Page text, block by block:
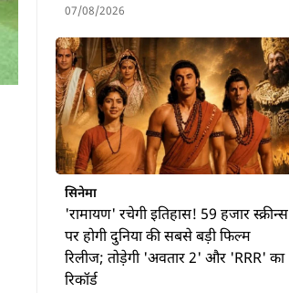
07/08/2026
सिनेमा
'रामायण' रचेगी इतिहास! 59 हजार स्क्रीन्स
पर होगी दुनिया की सबसे बड़ी फिल्म
रिलीज; तोड़ेगी 'अवतार 2' और 'RRR' का
रिकॉर्ड